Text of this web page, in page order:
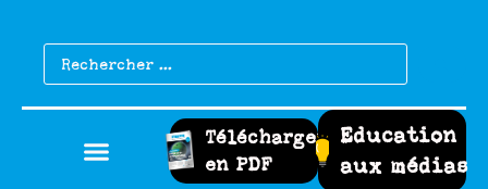
Télécharger
en PDF
Education
aux médias